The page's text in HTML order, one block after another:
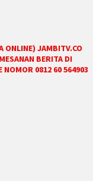
ONLINE) JAMBITV.CO
BERITA DI
NOMOR 0812 60 564903